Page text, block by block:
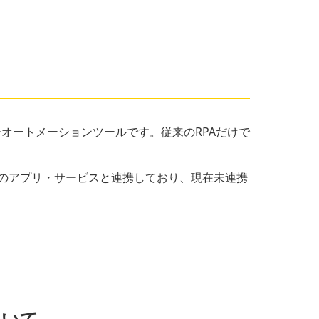
ートメーションツールです。従来のRPAだけで
アプリ・サービスと連携しており、現在未連携